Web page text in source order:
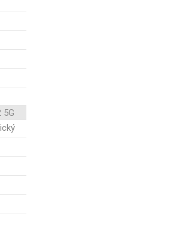
5G